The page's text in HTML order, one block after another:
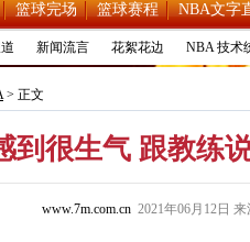
篮球完场 篮球赛程 NBA文字
新闻流言 花絮花边 NBA 技术
> 正文
到很生气 跟教练
www.7m.com.cn 2021年06月12日 来